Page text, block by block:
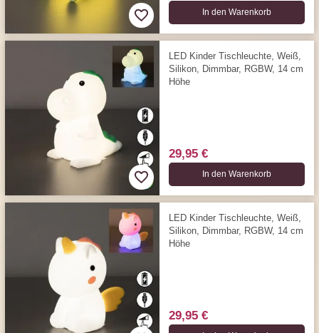
In den Warenkorb
LED Kinder Tischleuchte, Weiß,
Silikon, Dimmbar, RGBW, 14 cm
Höhe
29,95 €
In den Warenkorb
LED Kinder Tischleuchte, Weiß,
Silikon, Dimmbar, RGBW, 14 cm
Höhe
29,95 €